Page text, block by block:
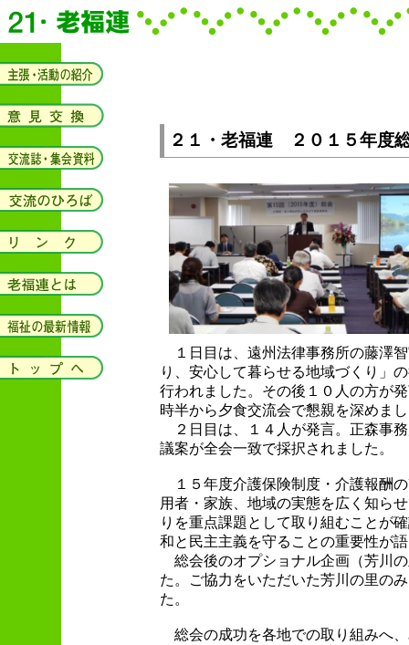
２１・老福連 ２０１５年度
１日目は、遠州法律事務所の藤澤
り、安心して暮らせる地域づくり」
行われました。その後１０人の方が
時半から夕食交流会で懇親を深めま
２日目は、１４人が発言。正森事
議案が全会一致で採択されました。
１５年度介護保険制度・介護報酬
用者・家族、地域の実態を広く知ら
りを重点課題として取り組むことが
和と民主主義を守ることの重要性が
総会後のオプショナル企画（芳川
た。ご協力をいただいた芳川の里の
た。
総会の成功を各地での取り組みへ